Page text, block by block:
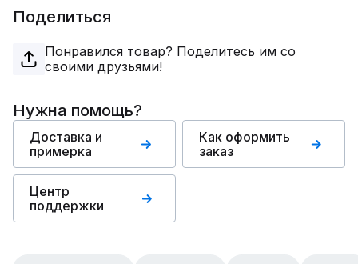
Поделиться
Понравился товар? Поделитесь им со
своими друзьями!
Нужна помощь?
Доставка и
примерка
Как оформить
заказ
Центр
поддержки